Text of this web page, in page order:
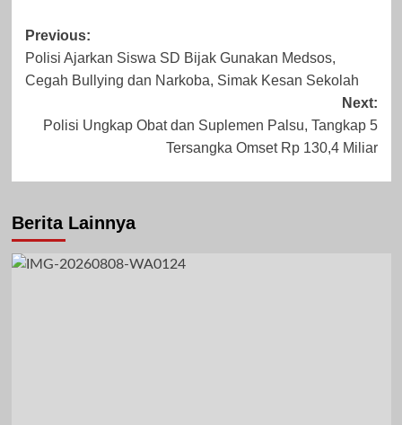
2023
Post
navigation
Previous:
Polisi Ajarkan Siswa SD Bijak Gunakan Medsos,
Cegah Bullying dan Narkoba, Simak Kesan Sekolah
Next:
Polisi Ungkap Obat dan Suplemen Palsu, Tangkap 5
Tersangka Omset Rp 130,4 Miliar
Berita Lainnya